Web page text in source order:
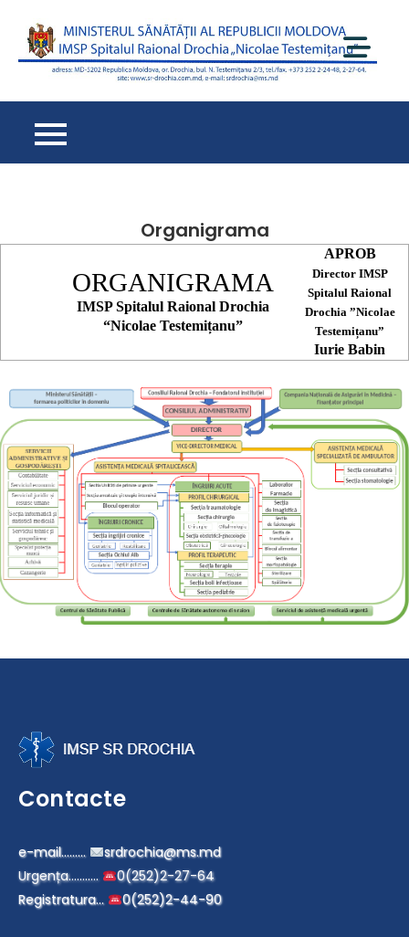
содержимому
Organigrama
ORGANIGRAMA
IMSPSpitalul Raional Drochia
“Nicolae Testemițanu”
APROB
Director IMSP
Spitalul Raional
Drochia ”Nicolae
Testemițanu”
Iurie Babin
Contacte
e-mail………
srdrochia@ms.md
Urgența………..
0(252)2-27-64
Registratura…
0(252)2-44-90